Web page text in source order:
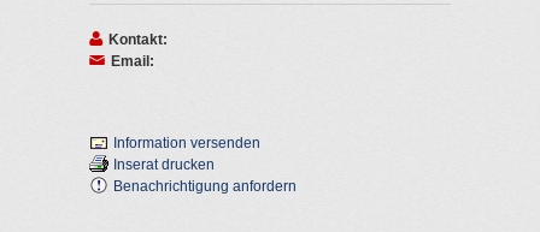
Kontakt:
Email:
Information versenden
Inserat drucken
Benachrichtigung anfordern